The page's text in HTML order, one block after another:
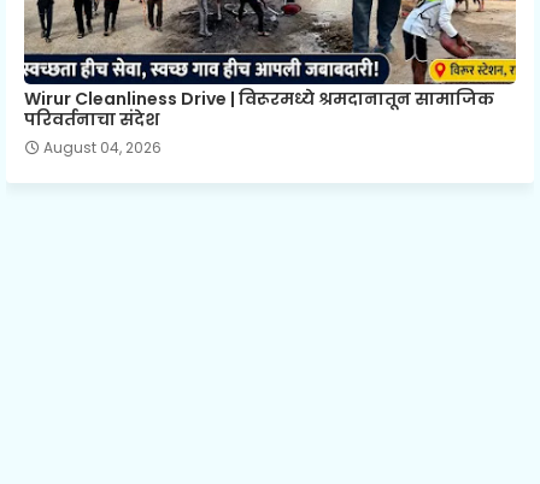
Wirur Cleanliness Drive | विरूरमध्ये श्रमदानातून सामाजिक
परिवर्तनाचा संदेश
August 04, 2026